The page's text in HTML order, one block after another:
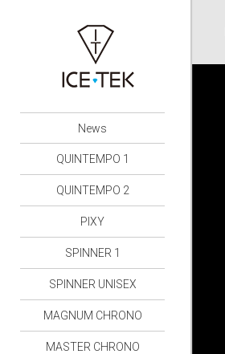
News
QUINTEMPO 1
QUINTEMPO 2
PIXY
SPINNER 1
SPINNER UNISEX
MAGNUM CHRONO
MASTER CHRONO